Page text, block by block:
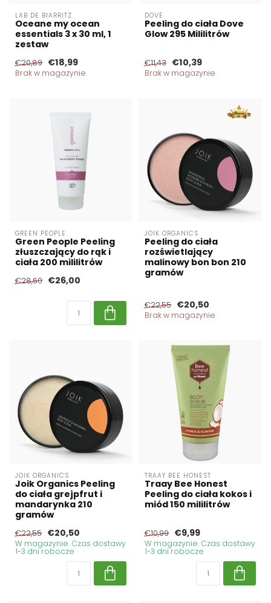
LAB DE BIARRITZ
Oceane my ocean
essentials 3 x 30 ml, 1
zestaw
€20,89 €18,99
Brak w magazynie
DOVE
Peeling do ciała Dove
Glow 295 Mililitrów
€11,43 €10,39
Brak w magazynie
GREEN PEOPLE
Green People Peeling
złuszczający do rąk i
ciała 200 mililitrów
€28,60 €26,00
JOIK ORGANICS
Peeling do ciała
rozświetlający
malinowy bon bon 210
gramów
€22,55 €20,50
Brak w magazynie
JOIK ORGANICS
Joik Organics Peeling
do ciała grejpfrut i
mandarynka 210
gramów
€22,55 €20,50
W magazynie. Czas dostawy
1-3 dni robocze
TRAAY BEE HONEST
Traay Bee Honest
Peeling do ciała kokos i
miód 150 mililitrów
€10,99 €9,99
W magazynie. Czas dostawy
1-3 dni robocze